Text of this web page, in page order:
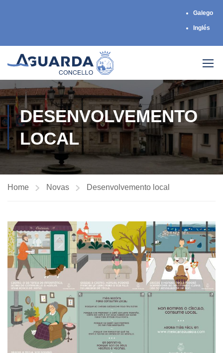
Galego
Inglés
DESENVOLVEMENTO
LOCAL
Home Novas Desenvolvemento local